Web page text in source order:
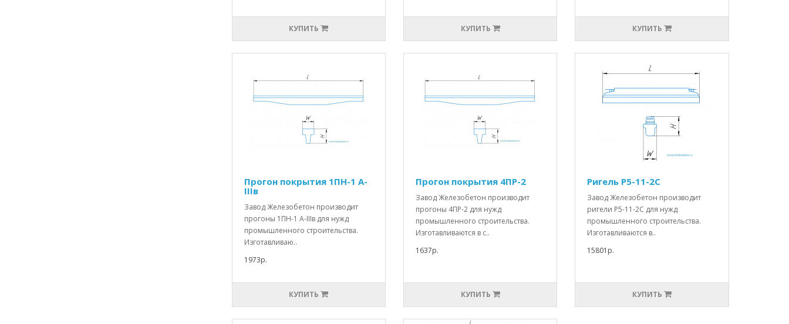
КУПИТЬ КУПИТЬ КУПИТЬ
Прогон покрытия 1ПН-1 А-
IIIв
Завод Железобетон производит
прогоны 1ПН-1 А-IIIв для нужд
промышленного строительства.
Изготавливаю..
1973р.
КУПИТЬ
Прогон покрытия 4ПР-2
Завод Железобетон производит
прогоны 4ПР-2 для нужд
промышленного строительства.
Изготавливаются в с..
1637р.
КУПИТЬ
Ригель Р5-11-2С
Завод Железобетон производит
ригели Р5-11-2С для нужд
промышленного строительства.
Изготавливаются в..
15801р.
КУПИТЬ